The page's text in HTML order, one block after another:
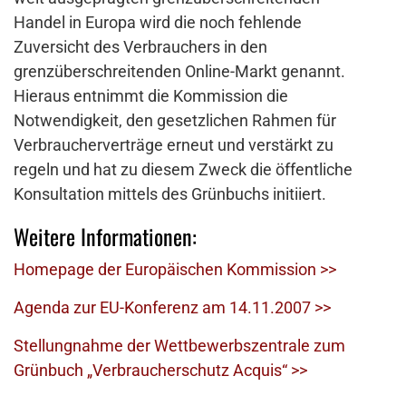
Handel in Europa wird die noch fehlende
Zuversicht des Verbrauchers in den
grenzüberschreitenden Online-Markt genannt.
Hieraus entnimmt die Kommission die
Notwendigkeit, den gesetzlichen Rahmen für
Verbraucherverträge erneut und verstärkt zu
regeln und hat zu diesem Zweck die öffentliche
Konsultation mittels des Grünbuchs initiiert.
Weitere Informationen:
Homepage der Europäischen Kommission >>
Agenda zur EU-Konferenz am 14.11.2007 >>
Stellungnahme der Wettbewerbszentrale zum
Grünbuch „Verbraucherschutz Acquis“ >>